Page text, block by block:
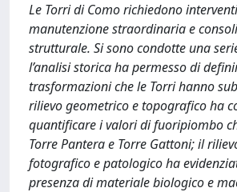
Le Torri di Como richiedono
manutenzione straordinaria e
strutturale. Si sono condotte una
l’analisi storica ha permesso di
trasformazioni che le Torri hanno
rilievo geometrico e topografico ha
quantificare i valori di fuoripiombo
Torre Pantera e Torre Gattoni; il
fotografico e patologico ha
presenza di materiale biologico e